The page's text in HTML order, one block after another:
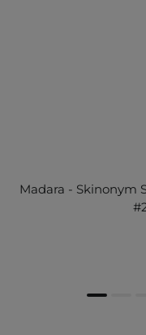
Madara - Skinonym